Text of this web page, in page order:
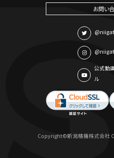
お問い
公式動
ル
Copyright©新潟精機株式会社